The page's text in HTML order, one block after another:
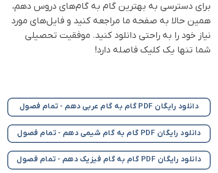
برای دسترسی به بهترین گام به گام‌های دروس دهم،
همین حالا به صفحه ما مراجعه کنید و فایل‌های مورد
نیاز خود را به راحتی دانلود کنید. موفقیت تحصیلی
شما تنها یک کلیک فاصله دارد!
دانلود رایگان PDF گام به گام عربی دهم - تمام فصول
دانلود رایگان PDF گام به گام شیمی دهم - تمام فصول
دانلود رایگان PDF گام به گام فیزیک دهم - تمام فصول